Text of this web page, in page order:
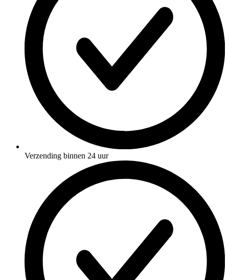
Verzending binnen 24 uur